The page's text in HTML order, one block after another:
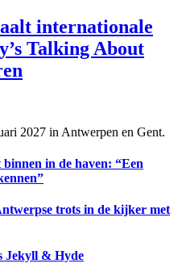
internationale
Talking About
2027 in Antwerpen en Gent.
in de haven: “Een
trots in de kijker met
Jekyll & Hyde